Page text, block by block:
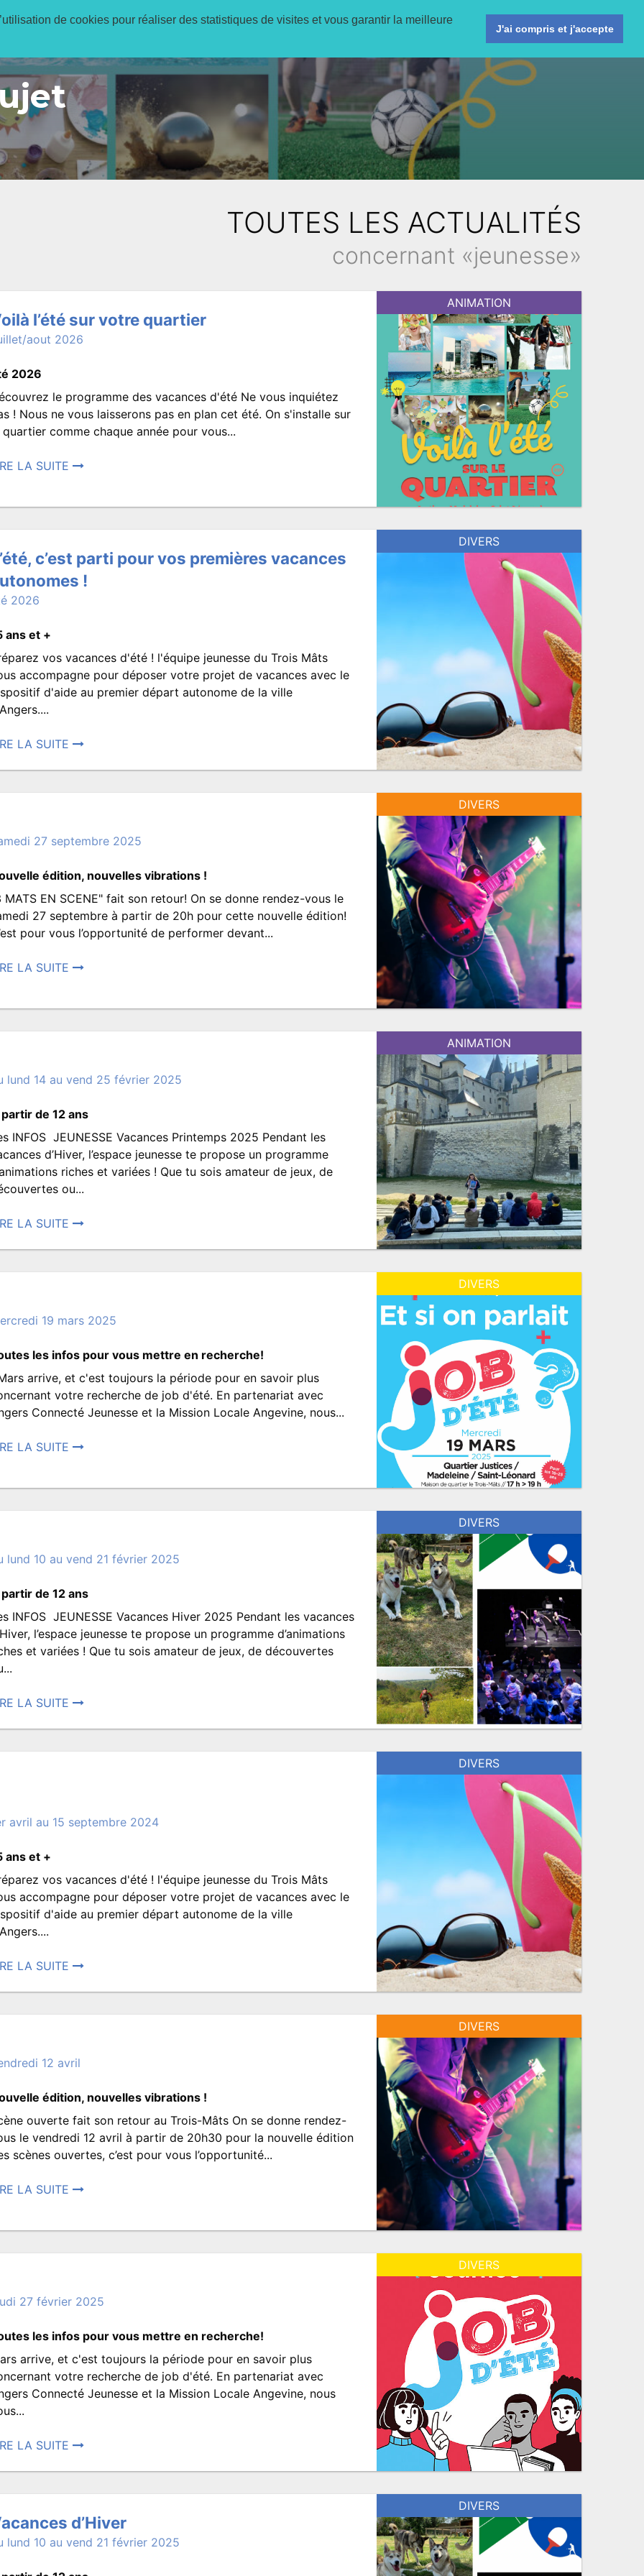
de cookies pour réaliser des statistiques de visites et vous garantir la meilleure
J'ai compris et j'accepte
Réservations en ligne Activités Agenda Informations pratiques
TOUTES LES ACTUALITÉS
concernant «jeunesse»
l’été sur votre quartier
aout 2026
2026
le programme des vacances d'été Ne vous inquiétez
! Nous ne vous laisserons pas en plan cet été. On s'installe sur
quartier comme chaque année pour vous...
LA SUITE
ANIMATION
c’est parti pour vos premières vacances
!
2026
ans et +
vos vacances d'été ! l'équipe jeunesse du Trois Mâts
accompagne pour déposer votre projet de vacances avec le
d'aide au premier départ autonome de la ville
LA SUITE
DIVERS
27 septembre 2025
édition, nouvelles vibrations !
MATS EN SCENE" fait son retour! On se donne rendez-vous le
27 septembre à partir de 20h pour cette nouvelle édition!
pour vous l’opportunité de performer devant...
LA SUITE
DIVERS
lund 14 au vend 25 février 2025
de 12 ans
INFOS JEUNESSE Vacances Printemps 2025 Pendant les
d’Hiver, l’espace jeunesse te propose un programme
riches et variées ! Que tu sois amateur de jeux, de
ou...
LA SUITE
ANIMATION
19 mars 2025
les infos pour vous mettre en recherche!
arrive, et c'est toujours la période pour en savoir plus
votre recherche de job d'été. En partenariat avec
Connecté Jeunesse et la Mission Locale Angevine, nous...
LA SUITE
DIVERS
lund 10 au vend 21 février 2025
de 12 ans
INFOS JEUNESSE Vacances Hiver 2025 Pendant les vacances
l’espace jeunesse te propose un programme d’animations
et variées ! Que tu sois amateur de jeux, de découvertes
LA SUITE
DIVERS
avril au 15 septembre 2024
ans et +
vos vacances d'été ! l'équipe jeunesse du Trois Mâts
accompagne pour déposer votre projet de vacances avec le
d'aide au premier départ autonome de la ville
LA SUITE
DIVERS
12 avril
édition, nouvelles vibrations !
ouverte fait son retour au Trois-Mâts On se donne rendez-
le vendredi 12 avril à partir de 20h30 pour la nouvelle édition
scènes ouvertes, c’est pour vous l’opportunité...
LA SUITE
DIVERS
27 février 2025
les infos pour vous mettre en recherche!
arrive, et c'est toujours la période pour en savoir plus
votre recherche de job d'été. En partenariat avec
Connecté Jeunesse et la Mission Locale Angevine, nous
LA SUITE
DIVERS
d’Hiver
lund 10 au vend 21 février 2025
DIVERS